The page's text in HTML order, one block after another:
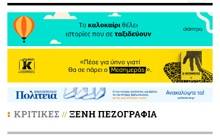
ΚΡΙΤΙΚΕΣ // ΞΕΝΗ ΠΕΖΟΓΡΑΦΙΑ